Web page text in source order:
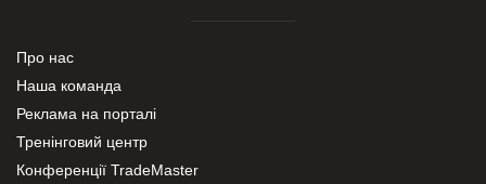
Про нас
Наша команда
Реклама на порталі
Тренінговий центр
Конференції TradeMaster